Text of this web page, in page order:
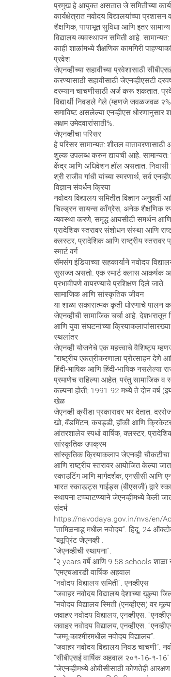
प्रमुख हे आयुक्त असतात जे समितीच्या
कार्यक्षेत्रात नवोदय विद्यालयांच्या
शैक्षणिक, पायाभूत सुविधा आणि इतर
विद्यालय व्यवस्थापन समिती आहे.
काही शाळांमध्ये शैक्षणिक कामगिरी
प्रवेश
जेएनव्हीच्या सहावीच्या प्रवेशासाठी
करण्यासाठी सहावीसाठी जेएनव्हीएसटी
दरम्यान चाचणीसाठी अर्ज करू शकतात.
विद्यार्थी निवडले गेले (म्हणजे जवळजवळ
समाविष्ट असलेल्या एनव्हीएस धोरणानुसार
अक्षम उमेदवारांसाठी%.
जेएनव्हीचा परिसर
हे परिसर सामान्यत: शीतल
शुल्क उपलब्ध करुन द्यायची आहे. सामान्यत:
केंद्र आणि अधिवेशन हॉल असतात. निवासी
श्री राजीव गांधी यांच्या स्मरणार्थ, सर्व
विज्ञान संवर्धन क्रिया
नवोदय विद्यालय समितीत विज्ञान
चिल्ड्रन सायन्स कॉंग्रेस, अनेक शैक्षणिक
व्यवस्था करणे, समृद्ध आयसीटी समर्थन
प्रादेशिक स्तरावर संशोधन संस्था आणि
क्लस्टर, प्रादेशिक आणि राष्ट्रीय
स्मार्ट वर्ग
सॅमसंग इंडियाच्या सहकार्याने नवोदय
सुसज्ज असतो. एक स्मार्ट क्लास आकर्षक
प्रभावीपणे वापरण्याचे प्रशिक्षण दिले जाते.
सामाजिक आणि सांस्कृतिक जीवन
या शाळा सकारात्मक कृती धोरणाचे पालन
जेएनव्हीची सामाजिक चर्चा आहे. देशभरातून
आणि युवा संघटनांच्या
स्थलांतर
जेएनव्ही योजनेचे एक महत्त्वाचे वैशिष्ट्य
“राष्ट्रीय एकत्रीकरणाला प्रोत्साहन देणे
हिंदी-भाषिक आणि हिंदी-भाषिक नसलेल्या
प्रमाणेच राहिल्या आहेत, परंतु सामाजिक व
कल्पना होती; 1991-92 मध्ये ते दोन वर्ष
खेळ
जेएनव्ही क्रीडा प्रकारावर भर देतात.
खो, बॅडमिंटन, कबड्डी, हॉकी आणि
आंतरशालेय स्पर्धा वार्षिक, क्लस्टर,
सांस्कृतिक उपक्रम
सांस्कृतिक क्रियाकलाप जेएनव्ही
आणि राष्ट्रीय स्तरावर आयोजित केल्या
स्काउटिंग आणि मार्गदर्शक, एनसीसी आणि
भारत स्काऊट्स गाईड्स (बीएसजी) द्वारे
स्थापना टप्प्याटप्प्याने जेएनव्हीमध्ये
संदर्भ
https://navodaya.gov.in/nvs/en/
“तामिळनाडू मधील नवोदय”. हिंदू. 24
“ब्लूप्रिंट जेएनव्ही .
“जेएनव्हीची स्थापना”.
“२ years वर्षे आणि 9 58 schools शाळा
“एमएचआरडी वार्षिक अहवाल
“नवोदय विद्यालय समिती”. एनव्हीएस
“जवाहर नवोदय विद्यालय देशाच्या खुल्या
“नवोदय विद्यालय स्मिती (एनव्हीएस) वर
जवाहर नवोदय विद्यालय, एनव्हीएस.
जवाहर नवोदय विद्यालय, एनव्हीएस.
“जम्मू-काश्मीरमधील नवोदय विद्यालय”.
“जवाहर नवोदय विद्यालय निवड चाचणी”.
“सीबीएसई वार्षिक अहवाल २०१-16-१-
“जेएनव्हीमध्ये ओबीसीसाठी कोणतेही